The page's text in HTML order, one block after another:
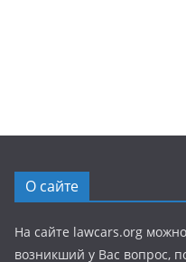
О сайте
На сайте lawcars.org
возникший у Вас вопрос,